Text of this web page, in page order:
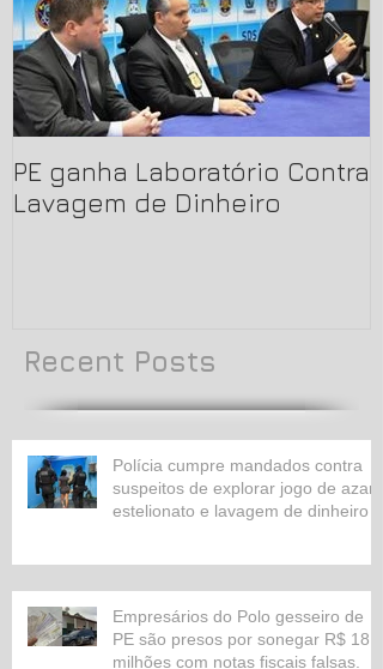
PE ganha Laboratório Contra
Lavagem de Dinheiro
Recent Posts
Polícia cumpre mandados contra
suspeitos de explorar jogo de azar,
estelionato e lavagem de dinheiro
Empresários do Polo gesseiro de
PE são presos por sonegar R$ 18
milhões com notas fiscais falsas.